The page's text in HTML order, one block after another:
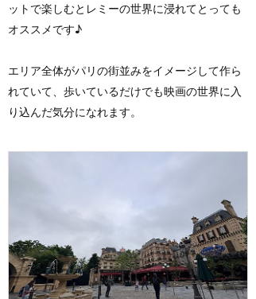
ットで楽しむとレミーの世界に浸れてとっても
オススメです♪
エリア全体がパリの街並みをイメージして作ら
れていて、歩いているだけでも映画の世界に入
り込んだ気分になれます。